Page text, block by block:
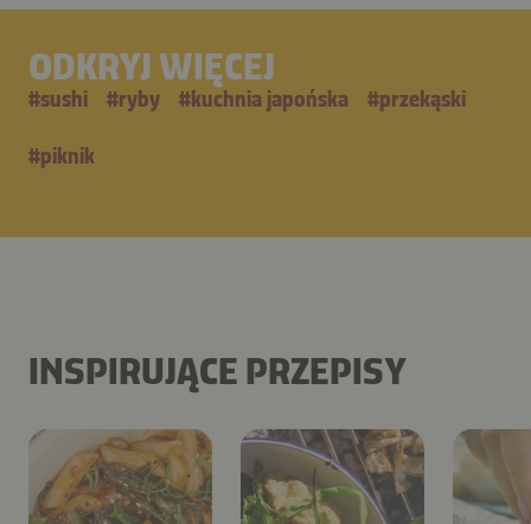
ODKRYJ WIĘCEJ
#sushi #ryby #kuchnia japońska #przekąski
#piknik
INSPIRUJĄCE PRZEPISY